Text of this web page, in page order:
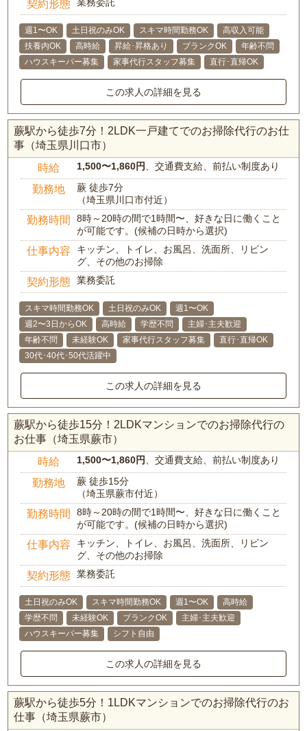
契約形態
週1〜OK 土日祝のみOK スキマ時間勤務OK
高収入可能
扶養内OK
高時給 昇給･昇格あり ブランクOK
年齢不問
ハウスキーパー募集
家事代行スタッフ募集 直行･直帰OK
この求人の詳細を見る
蕨駅から徒歩7分！2LDK一戸建てでのお掃除代行のお仕
事（埼玉県川口市）
時給 1,500〜1,860円 、交通費支給、前払い制度あり
勤務地
蕨 徒歩7分
（埼玉県川口市付近）
勤務時間
8時～20時の間で1時間〜、好きな日に働くこと
が可能です。(候補の日時から選択)
仕事内容
キッチン、トイレ、お風呂、洗面所、リビン
グ、その他のお掃除
契約形態 業務委託
スキマ時間勤務OK 土日祝のみOK
週1〜OK
週2〜3日からOK
高時給 学歴不問
主婦･主夫歓迎
年齢不問
未経験OK 家事代行スタッフ募集
直行･直帰OK
30代･40代･50代活躍中
この求人の詳細を見る
蕨駅から徒歩15分！2LDKマンションでのお掃除代行の
お仕事（埼玉県蕨市）
時給 1,500〜1,860円 、交通費支給、前払い制度あり
勤務地
蕨 徒歩15分
（埼玉県蕨市付近）
勤務時間
8時～20時の間で1時間〜、好きな日に働くこと
が可能です。(候補の日時から選択)
仕事内容
キッチン、トイレ、お風呂、洗面所、リビン
グ、その他のお掃除
契約形態 業務委託
土日祝のみOK スキマ時間勤務OK 週1〜OK
高時給
学歴不問
未経験OK ブランクOK
主婦･主夫歓迎
ハウスキーパー募集
シフト自由
この求人の詳細を見る
蕨駅から徒歩5分！1LDKマンションでのお掃除代行のお
仕事（埼玉県蕨市）